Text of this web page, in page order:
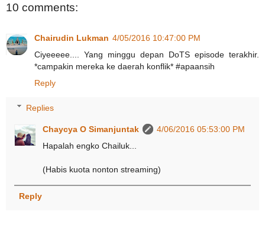
10 comments:
Chairudin Lukman 4/05/2016 10:47:00 PM
Ciyeeeee.... Yang minggu depan DoTS episode terakhir.
*campakin mereka ke daerah konflik* #apaansih
Reply
Replies
Chaycya O Simanjuntak
4/06/2016 05:53:00 PM
Hapalah engko Chailuk...
(Habis kuota nonton streaming)
Reply